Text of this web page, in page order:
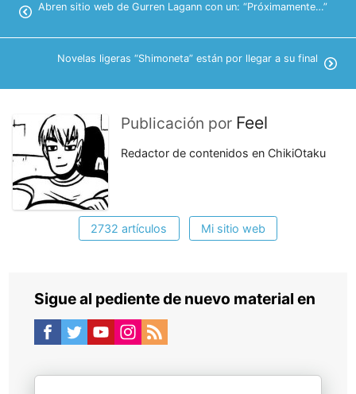
Abren sitio web de Gurren Lagann con un: “Próximamente…”
Novelas ligeras “Shimoneta” están por llegar a su final
Publicación por Feel
Redactor de contenidos en ChikiOtaku
2732 artículos Mi sitio web
Sigue al pediente de nuevo material en